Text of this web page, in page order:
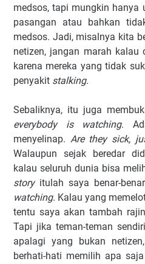
medsos, tapi mungkin hanya
pasangan atau bahkan
medsos. Jadi, misalnya kita
netizen, jangan marah kalau
karena mereka yang tidak
penyakit stalking.
Sebaliknya, itu juga
everybody is watching.
menyelinap. Are they sick,
Walaupun sejak beredar
kalau seluruh dunia bisa
storyitulah saya benar-
watching. Kalau yang
tentu saya akan tambah
Tapi jika teman-teman
apalagi yang bukan
berhati-hati memilih apa